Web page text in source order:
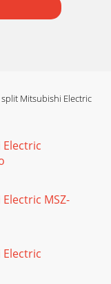
Mitsubishi Electric
MSZ-